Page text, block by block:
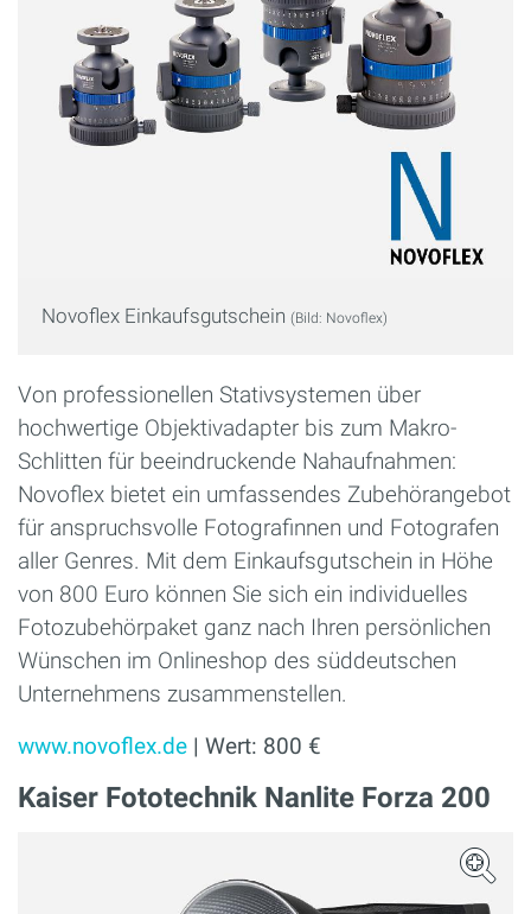
Novoflex Einkaufsgutschein (Bild: Novoflex)
Von professionellen Stativsystemen über
hochwertige Objektivadapter bis zum Makro-
Schlitten für beeindruckende Nahaufnahmen:
Novoflex bietet ein umfassendes Zubehörangebot
für anspruchsvolle Fotografinnen und Fotografen
aller Genres. Mit dem Einkaufsgutschein in Höhe
von 800 Euro können Sie sich ein individuelles
Fotozubehörpaket ganz nach Ihren persönlichen
Wünschen im Onlineshop des süddeutschen
Unternehmens zusammenstellen.
www.novoflex.de | Wert: 800 €
Kaiser Fototechnik Nanlite Forza 200